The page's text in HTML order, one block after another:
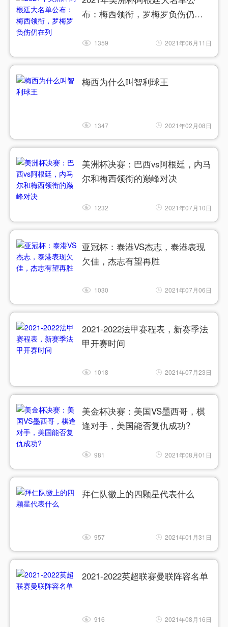
布：梅西领衔，罗梅罗负伤仍在
1359 2021年06月11日
梅西为什么叫智利球王
1347 2021年02月08日
美洲杯决赛：巴西vs阿根廷，内马
尔和梅西领衔的巅峰对决
1232 2021年07月10日
亚冠杯：泰港VS杰志，泰港表现
欠佳，杰志有望再胜
1030 2021年07月06日
2021-2022法甲赛程表，新赛季法
甲开赛时间
1018 2021年07月23日
美金杯决赛：美国VS墨西哥，棋
逢对手，美国能否复仇成功?
981 2021年08月01日
拜仁队徽上的四颗星代表什么
957 2021年01月31日
2021-2022英超联赛曼联阵容名单
916 2021年08月16日